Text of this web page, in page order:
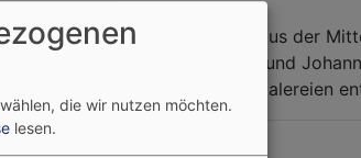
verändert. Der Kanzelaltar aus der
und den Figuren von Moses und
in der Hand. Die Emporenmalereien
die wir nutzen möchten.
lesen.